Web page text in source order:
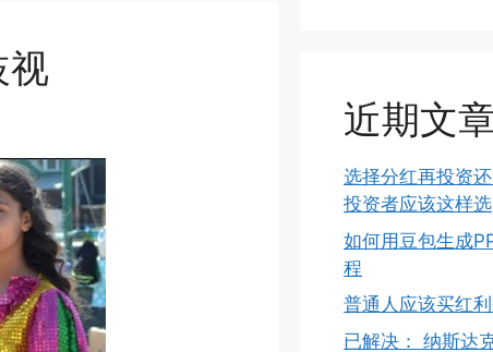
视
近期文
选择分红再投资
投资者应该这样选
如何用豆包生成
程
普通人应该买红
已解决： 纳斯达